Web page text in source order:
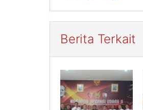
Berita Terkait